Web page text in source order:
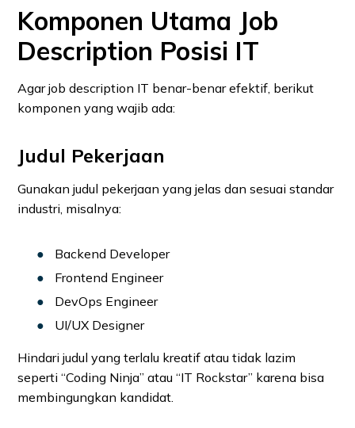
Komponen Utama Job
Description Posisi IT
Agar job description IT benar-benar efektif, berikut
komponen yang wajib ada:
Judul Pekerjaan
Gunakan judul pekerjaan yang jelas dan sesuai standar
industri, misalnya:
Backend Developer
Frontend Engineer
DevOps Engineer
UI/UX Designer
Hindari judul yang terlalu kreatif atau tidak lazim
seperti “Coding Ninja” atau “IT Rockstar” karena bisa
membingungkan kandidat.